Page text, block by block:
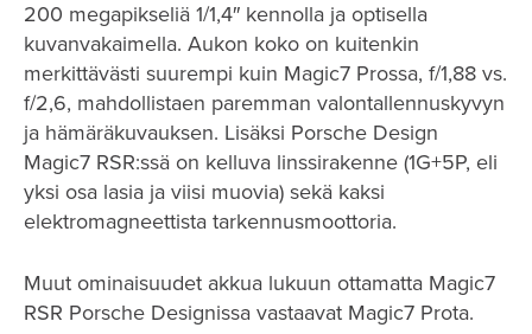
200 megapikseliä 1/1,4″ kennolla ja optisella
kuvanvakaimella. Aukon koko on kuitenkin
merkittävästi suurempi kuin Magic7 Prossa, f/1,88 vs.
f/2,6, mahdollistaen paremman valontallennuskyvyn
ja hämäräkuvauksen. Lisäksi Porsche Design
Magic7 RSR:ssä on kelluva linssirakenne (1G+5P, eli
yksi osa lasia ja viisi muovia) sekä kaksi
elektromagneettista tarkennusmoottoria.
Muut ominaisuudet akkua lukuun ottamatta Magic7
RSR Porsche Designissa vastaavat Magic7 Prota.